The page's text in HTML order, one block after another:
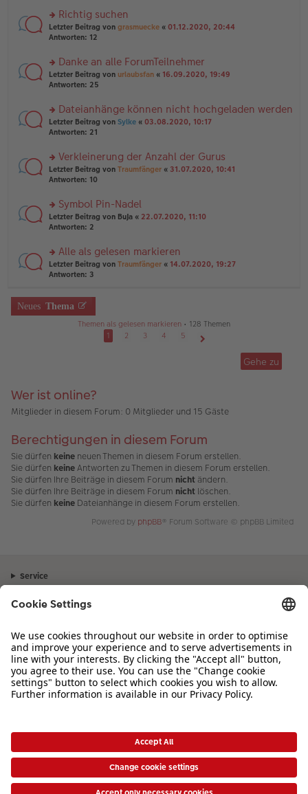
tr
a
g
e
n
er
tr
a
g
n
g
el
e
n
er
tr
a
g
rs
te
n
g
el
e
n
er
tr
a
g
Richtig suchen
Letzter Beitrag von grasmuecke « 01.12.2020, 20:44
Antworten: 12
rs
te
n
g
el
e
n
er
tr
a
g
Danke an alle ForumTeilnehmer
Letzter Beitrag von urlaubsfan « 16.09.2020, 19:49
Antworten: 25
rs
te
n
g
el
e
n
er
tr
a
g
Dateianhänge können nicht hochgeladen werden
Letzter Beitrag von Sylke « 03.08.2020, 10:17
Antworten: 21
rs
te
n
g
el
e
n
er
tr
a
Verkleinerung der Anzahl der Gurus
Letzter Beitrag von Traumfänger « 31.07.2020, 10:41
Antworten: 10
rs
te
n
g
el
e
n
er
Symbol Pin-Nadel
Letzter Beitrag von BuJa « 22.07.2020, 11:10
Antworten: 2
rs
te
n
g
tr
a
g
Alle als gelesen markieren
Letzter Beitrag von Traumfänger « 14.07.2020, 19:27
Antworten: 3
Neues Thema
Themen als gelesen markieren • 128 Themen
1
2 3 4
5
Gehe zu
Wer ist online?
Mitglieder in diesem Forum: 0 Mitglieder und 15 Gäste
Berechtigungen in diesem Forum
Sie dürfen keine neuen Themen in diesem Forum erstellen.
Sie dürfen keineAntworten zu Themen in diesem Forum erstellen.
Sie dürfen Ihre Beiträge in diesem Forum nicht ändern.
Sie dürfen Ihre Beiträge in diesem Forum nicht löschen.
Sie dürfen keine Dateianhänge in diesem Forum erstellen.
Powered by phpBB® Forum Software © phpBB Limited
Service
Sortiment
Inspiration
Bei Fragen zu Produkten oder der Bestellung können Sie uns gerne von
Montag bis Samstag von 8:00 – 20:00 Uhr und Sonntag von 10:00 –